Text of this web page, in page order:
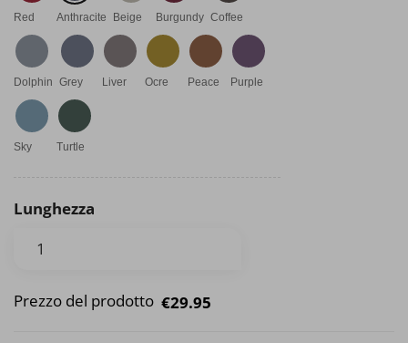
Red Anthracite Beige Burgundy Coffee
Dolphin Grey Liver Ocre Peace Purple
Sky Turtle
Lunghezza
Prezzo del prodotto €29.95